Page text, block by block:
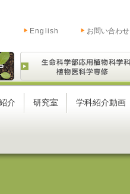
English お問い合わせ
介 研究室 学科紹介動画